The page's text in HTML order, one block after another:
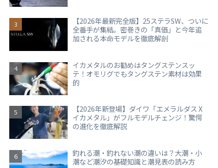
【2026年最新完全版】25ステラSW、ついに
全番手が集結。密巻きの「真価」と今年追
加される本命モデルを徹底解剖
イカメタルのお勧めはタングステンスッ
テ！オモリグでもタングステン素材は効果
的
【2026年新登場】ダイワ「エメラルダス X
イカメタル」がフルモデルチェンジ！驚愕
の進化を徹底解説
釣れる潮・釣れない潮の違いは？大潮・小
潮など潮汐の基礎知識と潮見表の読み方